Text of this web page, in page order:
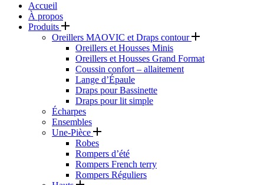
Accueil
À propos
Produits
Oreillers MAOVIC et Draps contour
Oreillers et Housses Minis
Oreillers et Housses Grand Format
Coussin confort – allaitement
Lange d’Épaule
Draps pour Bassinette
Draps pour lit simple
Écharpes
Ensembles
Une-Pièce
Robes
Rompers d’été
Rompers French terry
Rompers Réguliers